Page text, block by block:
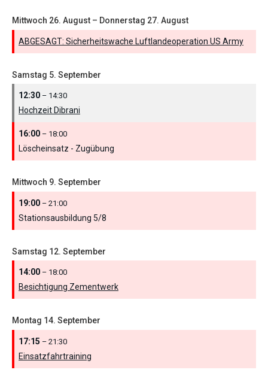
Mittwoch 26. August – Donnerstag 27. August
ABGESAGT: Sicherheitswache Luftlandeoperation US Army
Samstag 5. September
12:30 – 14:30
Hochzeit Dibrani
16:00 – 18:00
Löscheinsatz - Zugübung
Mittwoch 9. September
19:00 – 21:00
Stationsausbildung 5/8
Samstag 12. September
14:00 – 18:00
Besichtigung Zementwerk
Montag 14. September
17:15 – 21:30
Einsatzfahrtraining